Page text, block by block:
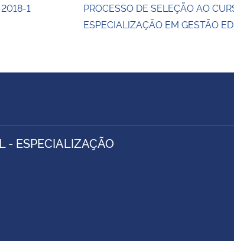
1
PROCESSO DE SELEÇÃO AO
ESPECIALIZAÇÃO EM GESTÃO
- ESPECIALIZAÇÃO